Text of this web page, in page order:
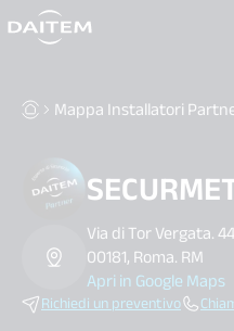
search.label
Mappa Installatori
Via di Tor Vergata.
00181, Roma. RM
Apri in Google Maps
Richiedi un preventivo